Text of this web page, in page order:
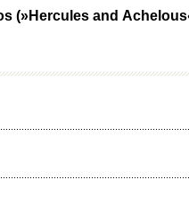
(»Hercules and